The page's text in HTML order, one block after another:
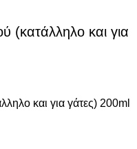
(κατάλληλο και για
και για γάτες) 200ml